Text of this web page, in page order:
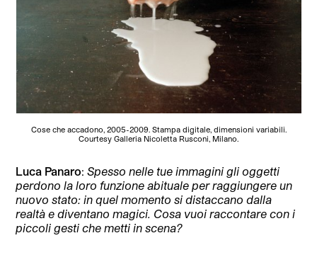
Cose che accadono, 2005-2009. Stampa digitale, dimensioni variabili.
Courtesy Galleria Nicoletta Rusconi, Milano.
Luca Panaro:Spesso nelle tue immagini gli oggetti
perdono la loro funzione abituale per raggiungere un
nuovo stato: in quel momento si distaccano dalla
realtà e diventano magici. Cosa vuoi raccontare con i
piccoli gesti che metti in scena?